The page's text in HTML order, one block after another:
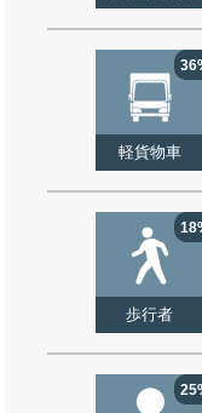
軽貨物車
歩行者